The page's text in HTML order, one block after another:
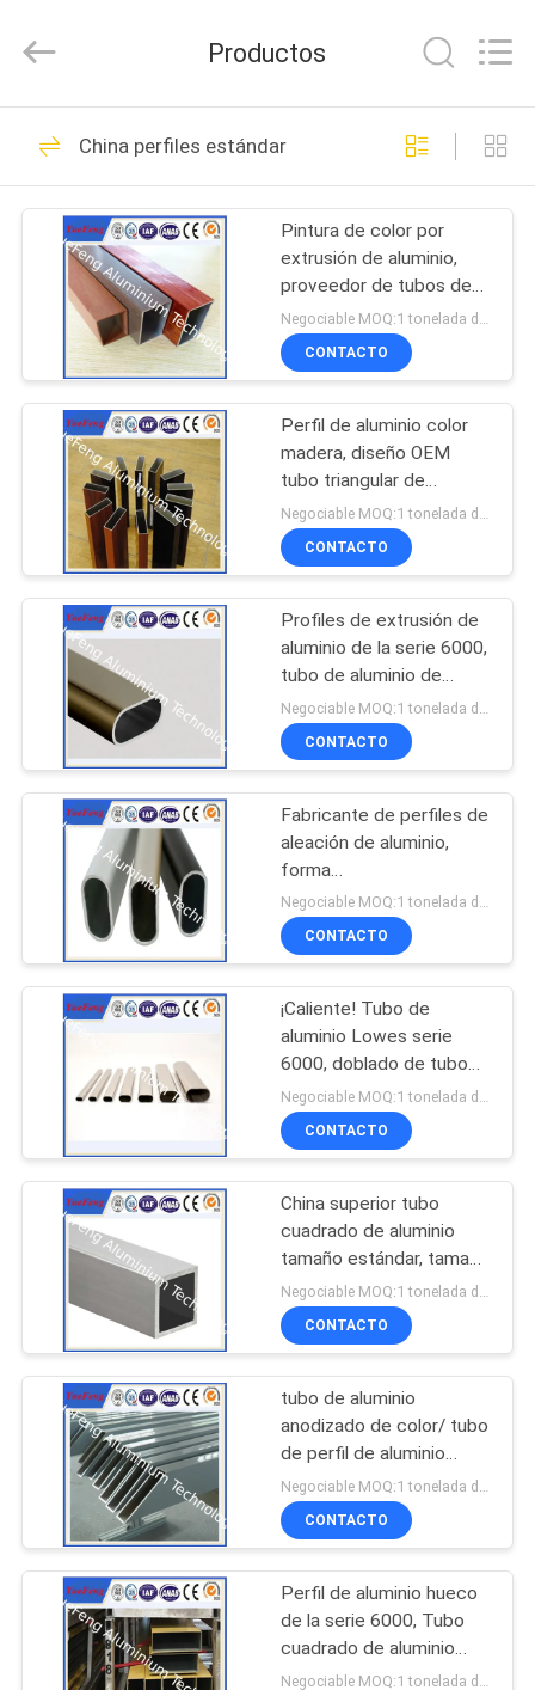
INICIO
PRODUCTOS
SOBRE
NOSOTROS
VISITA
FÁBRICA
CONTROL
CALIDAD
CONTÁCTENOS
NOTICIAS
SOLICITAR
COTIZACIÓN
SITIO
PRIVACY
POLICY
Rights
Reserved.
ECER
perfiles estándar
107
perfiles
arquitectónicos
273
Perfiles industriales
354
Otros perfiles
464
Marco solar de
aluminio
128
Partes de aluminio
de fundición a
presión
Productos
China perfiles estándar
Pintura de color por
extrusión de aluminio,
proveedor de tubos de
aluminio huecos,
OEM/ODM
Negociable MOQ:1 tonelada después de confirmar las muestras
CONTACTO
Perfil de aluminio color
madera, diseño OEM
tubo triangular de
aluminio grado 6063
allibaba com
CONTACTO
Profiles de extrusión de
aluminio de la serie 6000,
tubo de aluminio de
armario 6063 t5
CONTACTO
Fabricante de perfiles de
aleación de aluminio,
forma
personalizada/tubo
ovalado de aluminio
anodizado
Negociable MOQ:1 tonelada después de confirmar las muestras
CONTACTO
¡Caliente! Tubo de
aluminio Lowes serie
6000, doblado de tubo
de aluminio, tubo de
aluminio ovalado CNC
Negociable MOQ:1 tonelada después de confirmar las muestras
CONTACTO
China superior tubo
cuadrado de aluminio
tamaño estándar, tamaño
personalizado tubo
hueco de aluminio
CONTACTO
tubo de aluminio
anodizado de color/ tubo
de perfil de aluminio
personalizado/ tubo de
perfil de aleación de
aluminio
CONTACTO
Perfil de aluminio hueco
de la serie 6000, Tubo
cuadrado de aluminio
extruido con